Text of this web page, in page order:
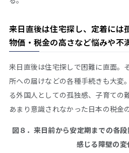
来日直後は住宅探し、定着には
物価・税金の高さなど悩みや不
来日直後は住宅探しで困難に直面。
所への届けなどの各種手続きも大変
る外国人としての孤独感、子育ての
あまり意識されなかった日本の税金
図８．来日前から安定期までの各
感じる障壁の変